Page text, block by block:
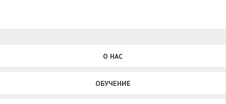
О НАС
ОБУЧЕНИЕ